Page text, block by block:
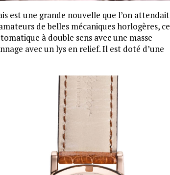
est une grande nouvelle que l’on attendait
de belles mécaniques horlogères, ce
à double sens avec une masse
avec un lys en relief. Il est doté d’une